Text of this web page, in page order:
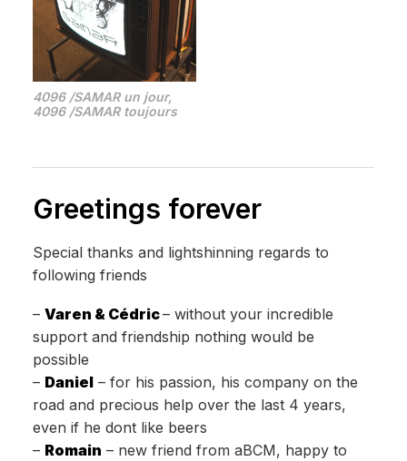
4096 /SAMAR un jour,
4096 /SAMAR toujours
Greetings forever
Special thanks and lightshinning regards to
following friends
– Varen & Cédric– without your incredible
support and friendship nothing would be
possible
– Daniel – for his passion, his company on the
road and precious help over the last 4 years,
even if he dont like beers
– Romain – new friend from aBCM, happy to